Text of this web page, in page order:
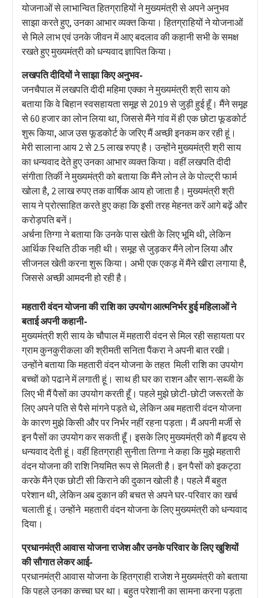
योजनाओं से लाभान्वित हितग्राहियों ने मुख्यमंत्री से अपने अनुभव
साझा करते हुए, उनका आभार व्यक्त किया। हितग्राहियों ने योजनाओं
से मिले लाभ एवं उनके जीवन में आए बदलाव की कहानी सभी के समक्ष
रखते हुए मुख्यमंत्री को धन्यवाद ज्ञापित किया।
लखपति दीदियों ने साझा किए अनुभव-
जनचैपाल में लखपति दीदी महिमा एक्का ने मुख्यमंत्री श्री साय को
बताया कि वे बिहान स्वसहायता समूह से 2019 से जुड़ी हुई हूँ। मैंने समूह
से 60 हजार का लोन लिया था, जिससे मैंने गांव में ही एक छोटा फूडकोर्ट
शुरू किया, आज उस फूडकोर्ट के जरिए मैं अच्छी इनकम कर रही हूं।
मेरी सालाना आय 2 से 2.5 लाख रुपए है। उन्होंने मुख्यमंत्री श्री साय
का धन्यवाद देते हुए उनका आभार व्यक्त किया। वहीं लखपति दीदी
संगीता तिर्की ने मुख्यमंत्री को बताया कि मैंने लोन ले के पोल्ट्री फार्म
खोला है, 2 लाख रुपए तक वार्षिक आय हो जाता है। मुख्यमंत्री श्री
साय ने प्रोत्साहित करते हुए कहा कि इसी तरह मेहनत करें आगे बढ़ें और
करोड़पति बनें।
अर्चना तिग्गा ने बताया कि उनके पास खेती के लिए भूमि थी, लेकिन
आर्थिक स्थिति ठीक नही थी। समूह से जुड़कर मैंने लोन लिया और
सीजनल खेती करना शुरू किया। अभी एक एकड़ में मैंने खीरा लगाया है,
जिससे अच्छी आमदनी हो रही है।
महतारी वंदन योजना की राशि का उपयोग आत्मनिर्भर हुई महिलाओं ने
बताई अपनी कहानी-
मुख्यमंत्री श्री साय के चौपाल में महतारी वंदन से मिल रही सहायता पर
ग्राम कुनकुरीकला की श्रीमती सनिता पैंकरा ने अपनी बात रखी।
उन्होंने बताया कि महतारी वंदन योजना के तहत मिली राशि का उपयोग
बच्चों को पढाने में लगाती हूं। साथ ही घर का राशन और साग-सब्जी के
लिए भी मैं पैसों का उपयोग करती हूँ। पहले मुझे छोटी-छोटी जरूरतों के
लिए अपने पति से पैसे मांगने पड़ते थे, लेकिन अब महतारी वंदन योजना
के कारण मुझे किसी और पर निर्भर नहीं रहना पड़ता। मैं अपनी मर्जी से
इन पैसों का उपयोग कर सकती हूँ। इसके लिए मुख्यमंत्री को मैं हृदय से
धन्यवाद देती हूं। वहीं हितग्राही सुनीता तिग्गा ने कहा कि मुझे महतारी
वंदन योजना की राशि नियमित रूप से मिलती है। इन पैसों को इकट्ठा
करके मैंने एक छोटी सी किराने की दुकान खोली है। पहले मैं बहुत
परेशान थी, लेकिन अब दुकान की बचत से अपने घर-परिवार का खर्च
चलाती हूं। उन्होंने महतारी वंदन योजना के लिए मुख्यमंत्री को धन्यवाद
दिया।
प्रधानमंत्री आवास योजना राजेश और उनके परिवार के लिए खुशियों
की सौगात लेकर आई-
प्रधानमंत्री आवास योजना के हितग्राही राजेश ने मुख्यमंत्री को बताया
कि पहले उनका कच्चा घर था। बहुत परेशानी का सामना करना पड़ता